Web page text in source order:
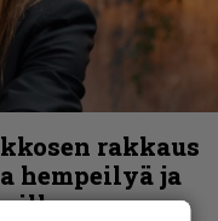
rakkaus
hempeilyä ja